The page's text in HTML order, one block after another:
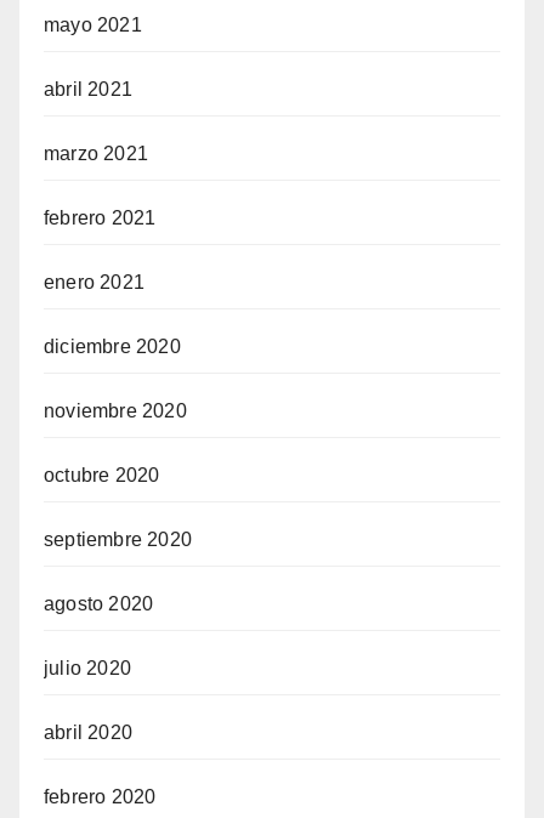
mayo 2021
abril 2021
marzo 2021
febrero 2021
enero 2021
diciembre 2020
noviembre 2020
octubre 2020
septiembre 2020
agosto 2020
julio 2020
abril 2020
febrero 2020